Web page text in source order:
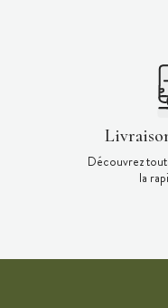
Découvrez
la